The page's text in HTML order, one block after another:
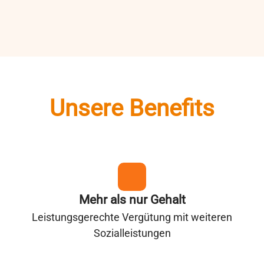
Unsere Benefits
Mehr als nur Gehalt
Leistungsgerechte Vergütung mit weiteren
Sozialleistungen